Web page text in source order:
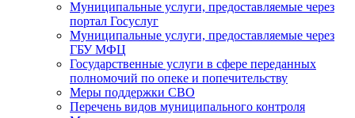
Муниципальные услуги, предоставляемые через
портал Госуслуг
Муниципальные услуги, предоставляемые через
ГБУ МФЦ
Государственные услуги в сфере переданных
полномочий по опеке и попечительству
Меры поддержки СВО
Перечень видов муниципального контроля